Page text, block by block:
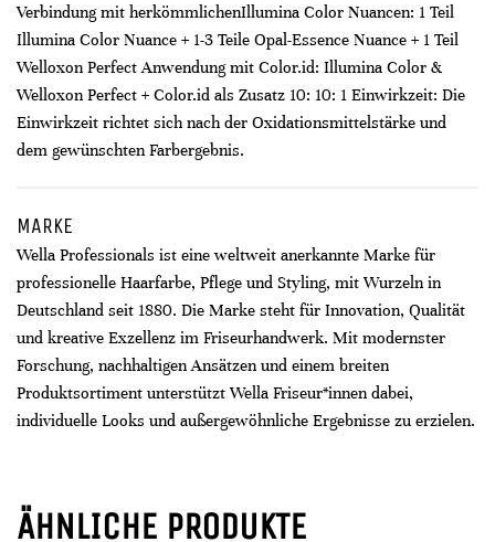
Verbindung mit herkömmlichenIllumina Color Nuancen: 1 Teil
Illumina Color Nuance + 1-3 Teile Opal-Essence Nuance + 1 Teil
Welloxon Perfect Anwendung mit Color.id: Illumina Color &
Welloxon Perfect + Color.id als Zusatz 10: 10: 1 Einwirkzeit: Die
Einwirkzeit richtet sich nach der Oxidationsmittelstärke und
dem gewünschten Farbergebnis.
MARKE
Wella Professionals ist eine weltweit anerkannte Marke für
professionelle Haarfarbe, Pflege und Styling, mit Wurzeln in
Deutschland seit 1880. Die Marke steht für Innovation, Qualität
und kreative Exzellenz im Friseurhandwerk. Mit modernster
Forschung, nachhaltigen Ansätzen und einem breiten
Produktsortiment unterstützt Wella Friseur*innen dabei,
individuelle Looks und außergewöhnliche Ergebnisse zu erzielen.
ÄHNLICHE PRODUKTE